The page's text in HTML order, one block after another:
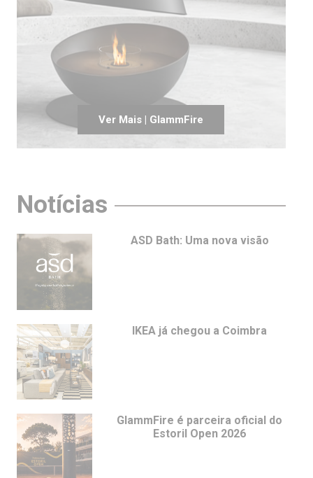
Ver Mais | GlammFire
Notícias
ASD Bath: Uma nova visão
IKEA já chegou a Coimbra
GlammFire é parceira oficial do
Estoril Open 2026